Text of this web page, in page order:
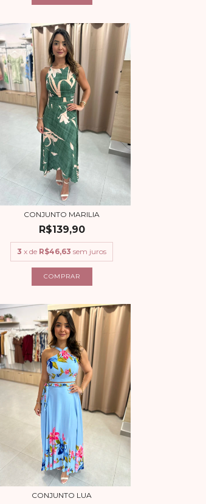
CONJUNTO MARILIA
R$139,90
3 x de R$46,63 sem juros
COMPRAR
CONJUNTO LUA